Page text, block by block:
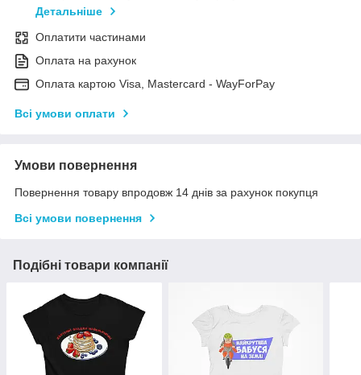
Детальніше
Оплатити частинами
Оплата на рахунок
Оплата картою Visa, Mastercard - WayForPay
Всі умови оплати
Умови повернення
Повернення товару впродовж 14 днів за рахунок покупця
Всі умови повернення
Подібні товари компанії